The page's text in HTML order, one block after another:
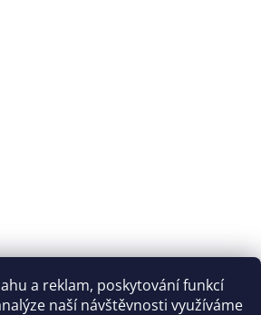
a reklam, poskytování funkcí
naší návštěvnosti využíváme
Instagramu